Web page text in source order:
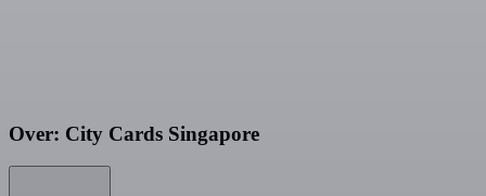
Over: City Cards Singapore